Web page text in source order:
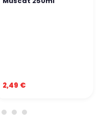
2,49 €